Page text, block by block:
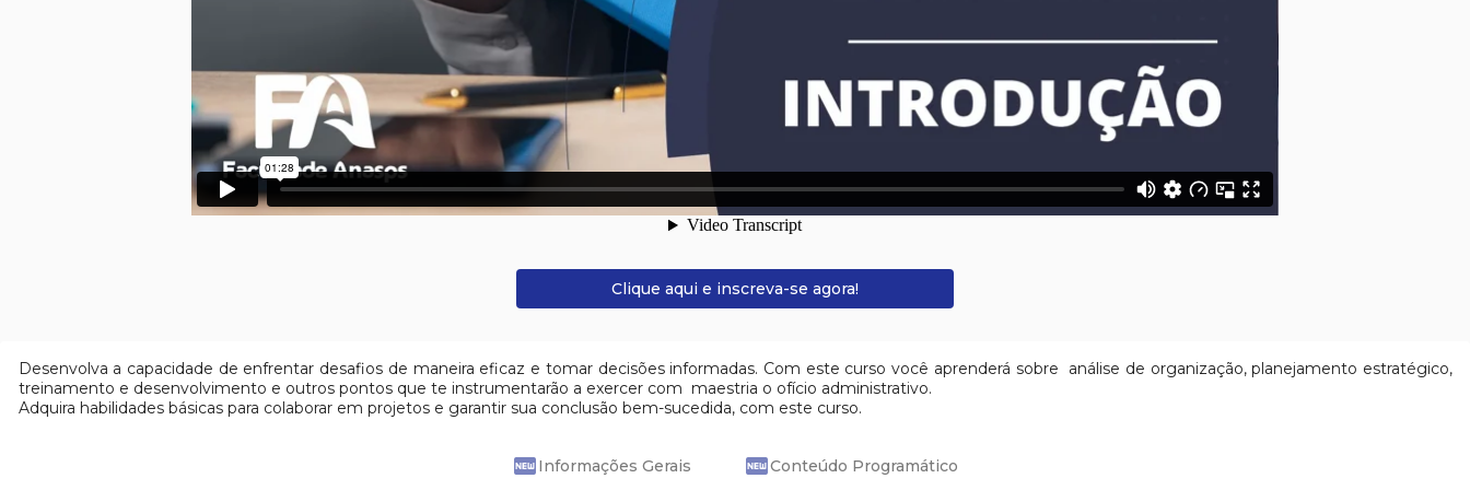
Clique aqui e inscreva-se agora!
Desenvolva a capacidade de enfrentar desafios de maneira eficaz e tomar decisões informadas. Com este curso você aprenderá sobre análise de organização, planejamento estratégico,
treinamento e desenvolvimento e outros pontos que te instrumentarão a exercer com maestria o ofício administrativo.
Adquira habilidades básicas para colaborar em projetos e garantir sua conclusão bem-sucedida, com este curso.
fiber_newInformações Gerais fiber_newConteúdo Programático